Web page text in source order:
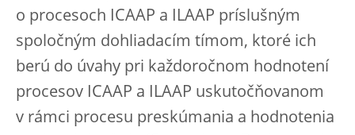
o procesoch ICAAP a ILAAP príslušným
spoločným dohliadacím tímom, ktoré ich
berú do úvahy pri každoročnom hodnotení
procesov ICAAP a ILAAP uskutočňovanom
v rámci procesu preskúmania a hodnotenia